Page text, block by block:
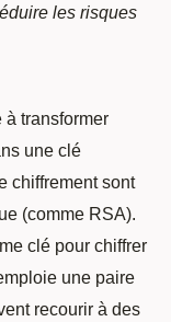
les risques
à transformer
une clé
chiffrement sont
(comme RSA).
clé pour chiffrer
une paire
recourir à des